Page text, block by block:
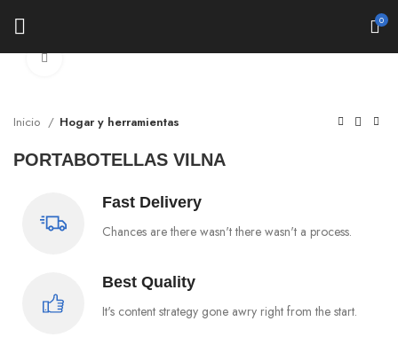
0
Click to enlarge
Inicio Hogar y herramientas
PORTABOTELLAS VILNA
Fast Delivery
Chances are there wasn't there wasn't a process.
Best Quality
It's content strategy gone awry right from the start.